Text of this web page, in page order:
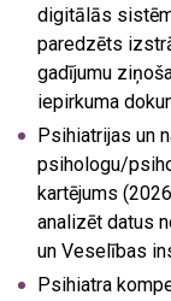
digitālās
paredzēts
gadījumu
iepirkuma
Psihiatrijas un
psihologu/
kartējums
analizēt datus
un Veselības
Psihiatra